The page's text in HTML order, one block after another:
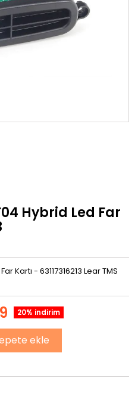
Hybrid Led Far
Kartı - 63117316213 Lear TMS
20% indirim
ekle